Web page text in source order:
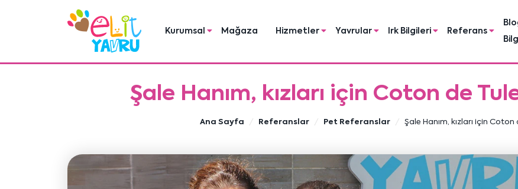
Kurumsal Mağaza Hizmetler Yavrular Irk Bilgileri Referans
Şale Hanım, kızları için Coton de
Ana Sayfa Referanslar Pet Referanslar Şale Hanım, kızları için